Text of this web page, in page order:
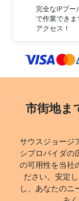
完全なIPプー
で作業でき
アクセス！
市街地ま
サウスジョージ
シプロバイダの
の可用性を当社
ださい。安定
し、あなたのニ